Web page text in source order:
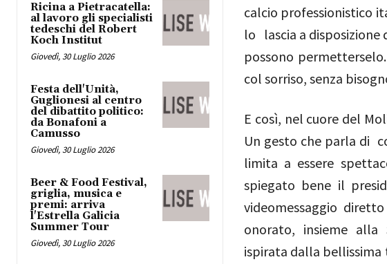
Ricina a Pietracatella:
al lavoro gli specialisti
tedeschi del Robert
Koch Institut
Giovedì, 30 Luglio 2026
Festa dell'Unità,
Guglionesi al centro
del dibattito politico:
da Bonafoni a
Camusso
Giovedì, 30 Luglio 2026
Beer & Food Festival,
griglia, musica e
premi: arriva
l'Estrella Galicia
Summer Tour
Giovedì, 30 Luglio 2026
calcio professionistico
lo lascia a disposizione
possono
col sorriso, senza
E così, nel cuore del
Un gesto che parla di
limita a essere
spiegato bene il
videomessaggio
onorato, insieme alla
ispirata dalla bellissima